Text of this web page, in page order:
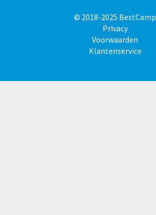
© 2018-2025 BestCamp
Privacy
Voorwaarden
Klantenservice